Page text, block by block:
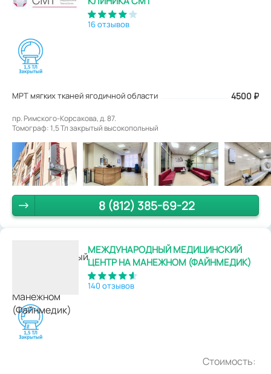
16 отзывов
МРТ мягких тканей ягодичной области 4500 ₽
пр. Римского-Корсакова, д. 87.
Томограф: 1,5 Тл закрытый высокопольный
8 (812) 385-69-22
МЕЖДУНАРОДНЫЙ МЕДИЦИНСКИЙ
ЦЕНТР НА МАНЕЖНОМ (ФАЙНМЕДИК)
140 отзывов
Стоимость: